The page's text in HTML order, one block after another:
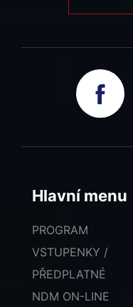
Hlavní menu
PROGRAM
VSTUPENKY /
PŘEDPLATNÉ
NDM ON-LINE